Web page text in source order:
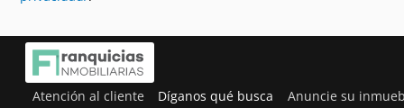
Atención al cliente Díganos qué busca Anuncie su